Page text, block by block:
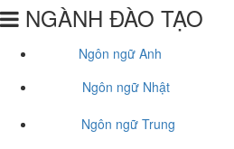
NGÀNH ĐÀO TẠO
Ngôn ngữ Anh
Ngôn ngữ Nhật
Ngôn ngữ Trung